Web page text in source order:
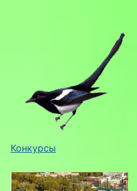
Конкурсы